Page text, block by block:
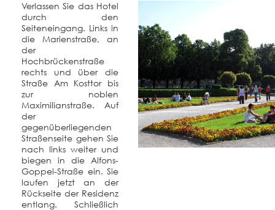
Verlassen Sie das Hotel
durch den
Seiteneingang. Links in
die Marienstraße, an
der
Hochbrückenstraße
rechts und über die
Straße Am Kosttor bis
zur noblen
Maximilianstraße. Auf
der
gegenüberliegenden
Straßenseite gehen Sie
nach links weiter und
biegen in die Alfons-
Goppel-Straße ein. Sie
laufen jetzt an der
Rückseite der Residenz
entlang. Schließlich